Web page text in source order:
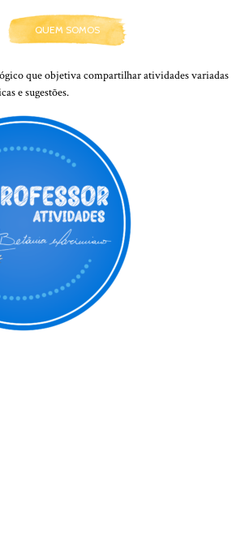
QUEM SOMOS
que objetiva compartilhar atividades variadas
e sugestões.